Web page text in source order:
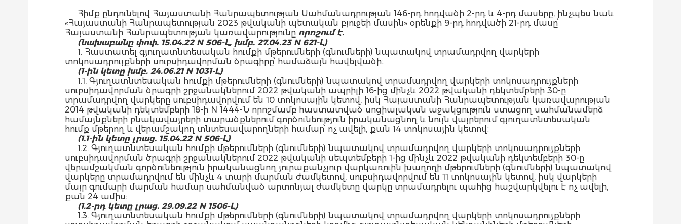
Հիմք ընդունելով Հայաստանի Հանրապետության Սահմանադրության 146-րդ հոդվածի 2-րդ և 4-րդ մասերը, ինչպես նաև
«Հայաստանի Հանրապետության 2023 թվականի պետական բյուջեի մասին» օրենքի 9-րդ հոդվածի 21-րդ մասը՝
Հայաստանի Հանրապետության կառավարությունը որոշում է.
(նախաբանը փոփ. 15.04.22 N 506-Լ, խմբ. 27.04.23 N 621-Լ)
1. Հաստատել գյուղատնտեսական հումքի մթերումների (գնումների) նպատակով տրամադրվող վարկերի
տոկոսադրույքների սուբսիդավորման ծրագիրը՝ համաձայն հավելվածի։
(1-ին կետը խմբ. 24.06.21 N 1031-Լ)
1.1. Գյուղատնտեսական հումքի մթերումների (գնումների) նպատակով տրամադրվող վարկերի տոկոսադրույքների
սուբսիդավորման ծրագրի շրջանակներում 2022 թվականի ապրիլի 16-ից մինչև 2022 թվականի դեկտեմբերի 30-ը
տրամադրվող վարկերը սուբսիդավորվում են 10 տոկոսային կետով, իսկ Հայաստանի Հանրապետության կառավարության
2014 թվականի դեկտեմբերի 18-ի N 1444-Ն որոշմամբ հաստատված սոցիալական աջակցություն ստացող սահմանամերձ
համայնքների բնակավայրերի տարածքներում գործունեություն իրականացնող և նույն վայրերում գյուղատնտեսական
հումք մթերող և վերամշակող տնտեսավարողների համար՝ ոչ ավելի, քան 14 տոկոսային կետով։
(1.1-ին կետը լրաց. 15.04.22 N 506-Լ)
1.2. Գյուղատնտեսական հումքի մթերումների (գնումների) նպատակով տրամադրվող վարկերի տոկոսադրույքների
սուբսիդավորման ծրագրի շրջանակներում 2022 թվականի սեպտեմբերի 1-ից մինչև 2022 թվականի դեկտեմբերի 30-ը
վերամշակման գործունեություն իրականացնող յուրաքանչյուր վարկառուին խաղողի մթերումների (գնումների) նպատակով
վարկերը տրամադրվում են մինչև 4 տարի մարման ժամկետով, սուբսիդավորվում են 11 տոկոսային կետով, իսկ վարկերի
մայր գումարի մարման համար սահմանված արտոնյալ ժամկետը վարկը տրամադրելու պահից հաշվարկվելու է ոչ ավելի,
քան 24 ամիս:
(1.2-րդ կետը լրաց. 29.09.22 N 1506-Լ)
1.3. Գյուղատնտեսական հումքի մթերումների (գնումների) նպատակով տրամադրվող վարկերի տոկոսադրույքների